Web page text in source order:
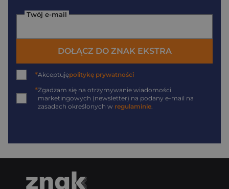
Twój e-mail
DOŁĄCZ DO ZNAK EKSTRA
*Akceptujępolitykę prywatności
*Zgadzam się na otrzymywanie wiadomości
marketingowych (newsletter) na podany e-mail na
zasadach określonych w regulaminie.